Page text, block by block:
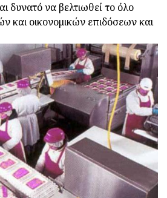
δυνατό να βελτιωθεί το όλο
και οικονομικών επιδόσεων και